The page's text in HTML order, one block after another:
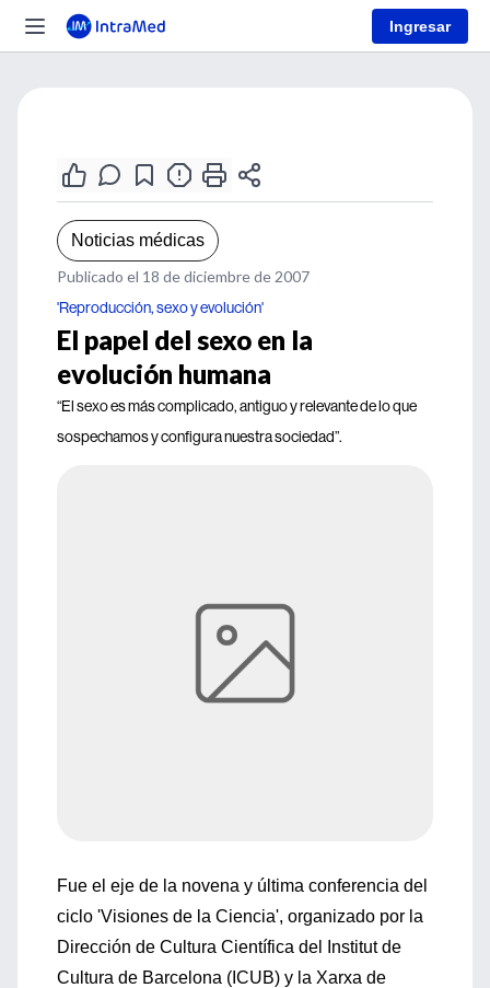
Ingresar
Noticias médicas
Publicado el 18 de diciembre de 2007
'Reproducción, sexo y evolución'
El papel del sexo en la
evolución humana
“El sexo es más complicado, antiguo y relevante de lo que
sospechamos y configura nuestra sociedad”.
Fue el eje de la novena y última conferencia del
ciclo 'Visiones de la Ciencia', organizado por la
Dirección de Cultura Científica del Institut de
Cultura de Barcelona (ICUB) y la Xarxa de